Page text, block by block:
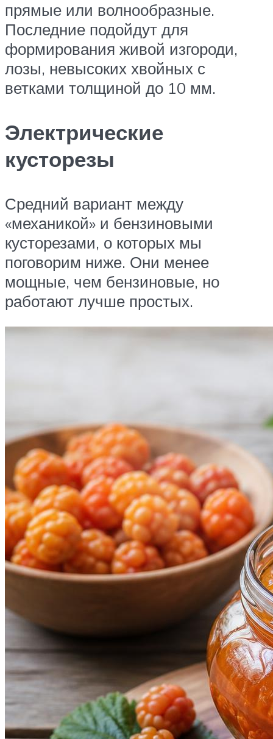
прямые или волнообразные.
Последние подойдут для
формирования живой изгороди,
лозы, невысоких хвойных с
ветками толщиной до 10 мм.
Электрические
кусторезы
Средний вариант между
«механикой» и бензиновыми
кусторезами, о которых мы
поговорим ниже. Они менее
мощные, чем бензиновые, но
работают лучше простых.